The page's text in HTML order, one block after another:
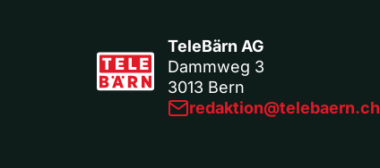
TeleBärn AG
Dammweg 3
3013 Bern
redaktion@telebaern.ch